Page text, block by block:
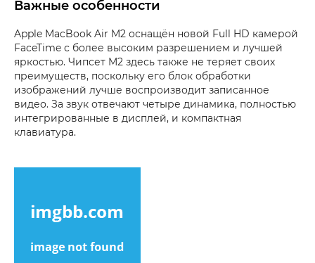
Важные особенности
Apple MacBook Air M2 оснащён новой Full HD камерой
FaceTime с более высоким разрешением и лучшей
яркостью. Чипсет M2 здесь также не теряет своих
преимуществ, поскольку его блок обработки
изображений лучше воспроизводит записанное
видео. За звук отвечают четыре динамика, полностью
интегрированные в дисплей, и компактная
клавиатура.